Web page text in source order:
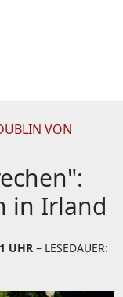
VON
in Irland
UHR – LESEDAUER: